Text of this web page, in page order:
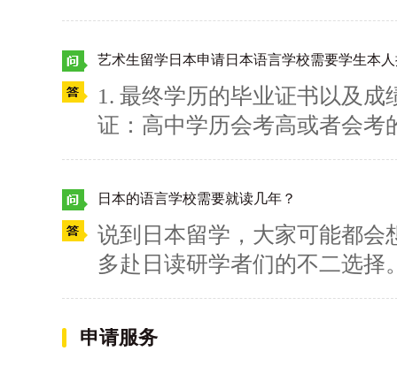
艺术生留学日本申请日本语言学校需要学生本
1. 最终学历的毕业证书以及
证：高中学历会考高或者会考
的认证。3. 日语学时证明原
同。比如有些语言学校要求
己要走的语言学校的要求来开
力考试的证书、NAT-TEST的
证书等都可。5. 护照照片页
没有护照，需要尽快去办理。
日本的语言学校需要就读几年？
说到日本留学，大家可能都会
多赴日读研学者们的不二选
时间是什么时候呢？答案是每
关日本语言学校的问题，请大
申请服务